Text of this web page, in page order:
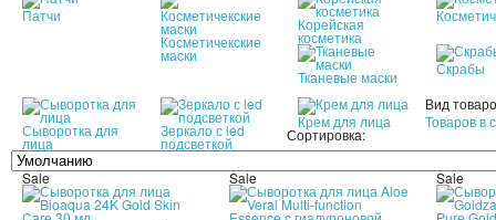
Патчи
Косметичекские
маски
Корейская
косметика
Тканевые маски Скрабы
Сыворотка для
лица
Зеркало с led
подсветкой
Крем для лица
Вид
Товаров в
Сортировка:
Sale Sale Sale